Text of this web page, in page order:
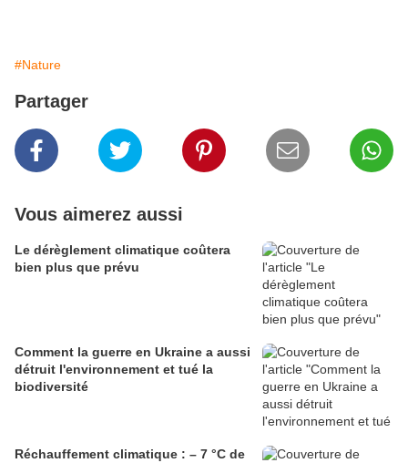
#Nature
Partager
Vous aimerez aussi
Le dérèglement climatique coûtera
bien plus que prévu
Comment la guerre en Ukraine a aussi
détruit l'environnement et tué la
biodiversité
Réchauffement climatique : – 7 °C de